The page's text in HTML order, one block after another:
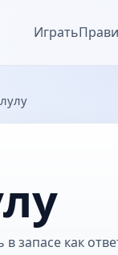
Играть
запасе как